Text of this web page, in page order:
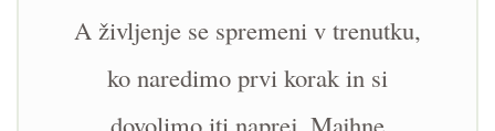
A življenje se spremeni v trenutku,
ko naredimo prvi korak in si
dovolimo iti naprej. Majhne